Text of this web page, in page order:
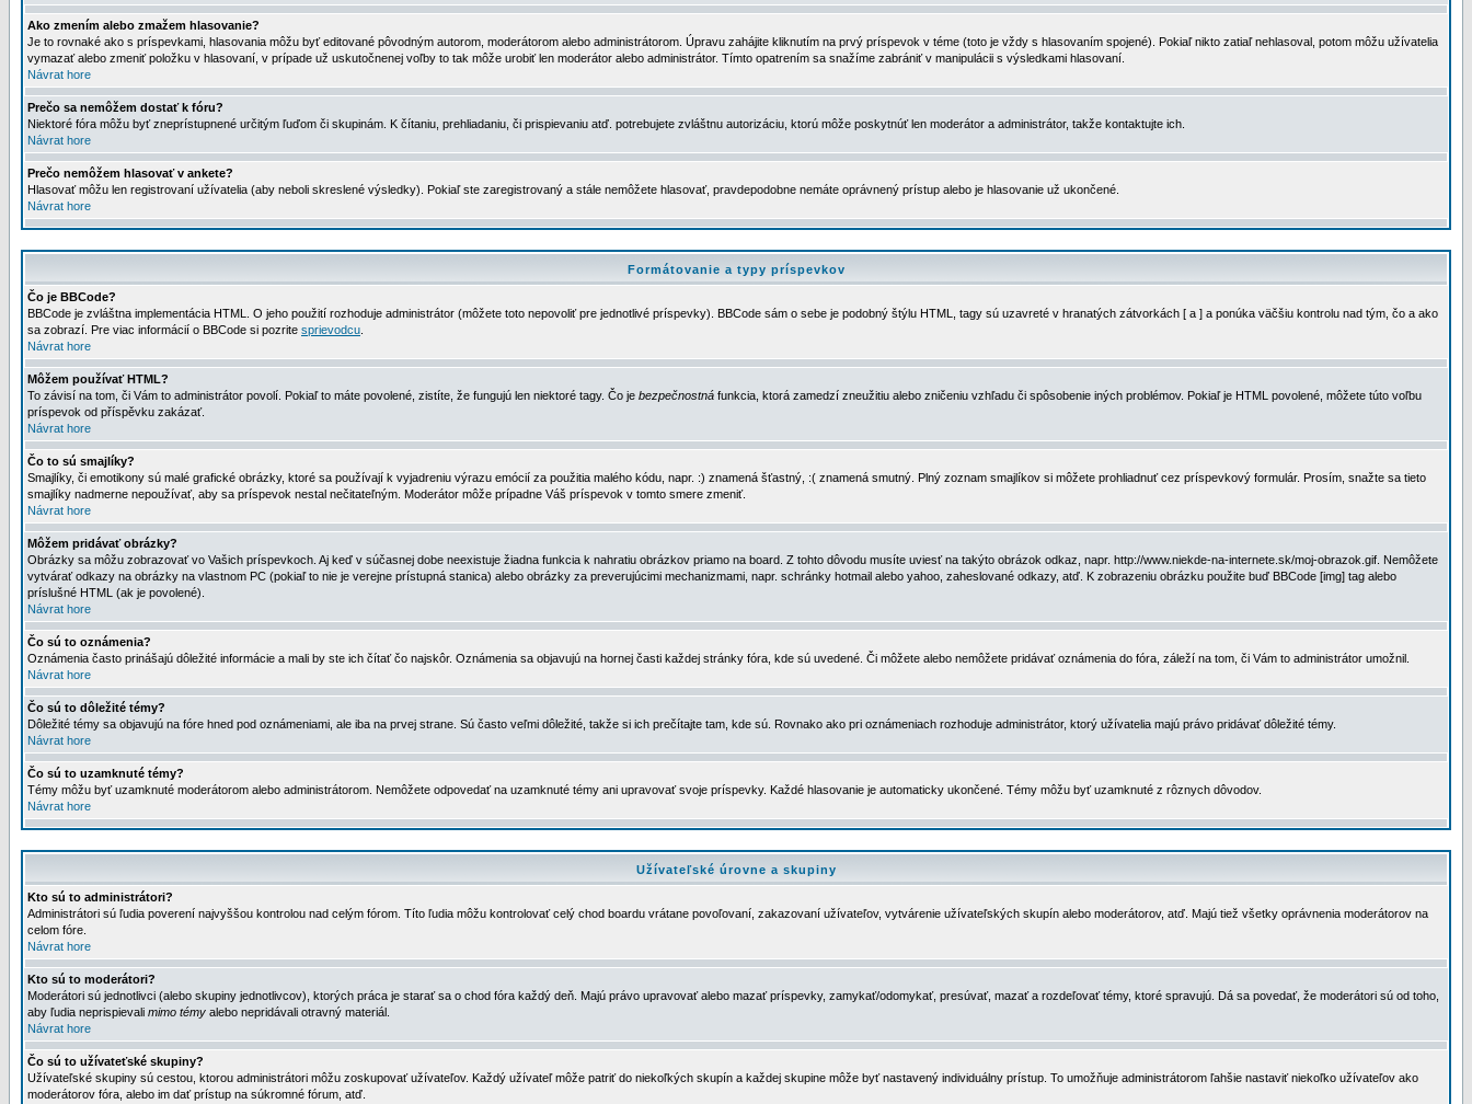
Ako zmením alebo zmažem hlasovanie?
Je to rovnaké ako s príspevkami, hlasovania môžu byť editované pôvodným autorom, moderátorom alebo administrátorom. Úpravu zahájite kliknutím na prvý príspevok v téme (toto je vždy s hlasovaním spojené). Pokiaľ nikto zatiaľ nehlasoval, potom môžu užívatelia
vymazať alebo zmeniť položku v hlasovaní, v prípade už uskutočnenej voľby to tak môže urobiť len moderátor alebo administrátor. Tímto opatrením sa snažíme zabrániť v manipulácii s výsledkami hlasovaní.
Návrat hore
Prečo sa nemôžem dostať k fóru?
Niektoré fóra môžu byť zneprístupnené určitým ľuďom či skupinám. K čítaniu, prehliadaniu, či prispievaniu atď. potrebujete zvláštnu autorizáciu, ktorú môže poskytnúť len moderátor a administrátor, takže kontaktujte ich.
Návrat hore
Prečo nemôžem hlasovať v ankete?
Hlasovať môžu len registrovaní užívatelia (aby neboli skreslené výsledky). Pokiaľ ste zaregistrovaný a stále nemôžete hlasovať, pravdepodobne nemáte oprávnený prístup alebo je hlasovanie už ukončené.
Návrat hore
Formátovanie a typy príspevkov
Čo je BBCode?
BBCode je zvláštna implementácia HTML. O jeho použití rozhoduje administrátor (môžete toto nepovoliť pre jednotlivé príspevky). BBCode sám o sebe je podobný štýlu HTML, tagy sú uzavreté v hranatých zátvorkách [ a ] a ponúka väčšiu kontrolu nad tým, čo a ako
sa zobrazí. Pre viac informácií o BBCode si pozrite sprievodcu
Návrat hore
Môžem používať HTML?
To závisí na tom, či Vám to administrátor povolí. Pokiaľ to máte povolené, zistíte, že fungujú len niektoré tagy. Čo je bezpečnostná funkcia, ktorá zamedzí zneužitiu alebo zničeniu vzhľadu či spôsobenie iných problémov. Pokiaľ je HTML povolené, môžete túto voľbu
príspevok od příspěvku zakázať.
Návrat hore
Čo to sú smajlíky?
Smajlíky, či emotikony sú malé grafické obrázky, ktoré sa používají k vyjadreniu výrazu emócií za použitia malého kódu, napr. :) znamená šťastný, :( znamená smutný. Plný zoznam smajlíkov si môžete prohliadnuť cez príspevkový formulár. Prosím, snažte sa tieto
smajlíky nadmerne nepoužívať, aby sa príspevok nestal nečitateľným. Moderátor môže prípadne Váš príspevok v tomto smere zmeniť.
Návrat hore
Môžem pridávať obrázky?
Obrázky sa môžu zobrazovať vo Vašich príspevkoch. Aj keď v súčasnej dobe neexistuje žiadna funkcia k nahratiu obrázkov priamo na board. Z tohto dôvodu musíte uviesť na takýto obrázok odkaz, napr. http://www.niekde-na-internete.sk/moj-obrazok.gif. Nemôžete
vytvárať odkazy na obrázky na vlastnom PC (pokiaľ to nie je verejne prístupná stanica) alebo obrázky za preverujúcimi mechanizmami, napr. schránky hotmail alebo yahoo, zaheslované odkazy, atď. K zobrazeniu obrázku použite buď BBCode [img] tag alebo
príslušné HTML (ak je povolené).
Návrat hore
Čo sú to oznámenia?
Oznámenia často prinášajú dôležité informácie a mali by ste ich čítať čo najskôr. Oznámenia sa objavujú na hornej časti každej stránky fóra, kde sú uvedené. Či môžete alebo nemôžete pridávať oznámenia do fóra, záleží na tom, či Vám to administrátor umožnil.
Návrat hore
Čo sú to dôležité témy?
Dôležité témy sa objavujú na fóre hned pod oznámeniami, ale iba na prvej strane. Sú často veľmi dôležité, takže si ich prečítajte tam, kde sú. Rovnako ako pri oznámeniach rozhoduje administrátor, ktorý užívatelia majú právo pridávať dôležité témy.
Návrat hore
Čo sú to uzamknuté témy?
Témy môžu byť uzamknuté moderátorom alebo administrátorom. Nemôžete odpovedať na uzamknuté témy ani upravovať svoje príspevky. Každé hlasovanie je automaticky ukončené. Témy môžu byť uzamknuté z rôznych dôvodov.
Návrat hore
Užívateľské úrovne a skupiny
Kto sú to administrátori?
Administrátori sú ľudia poverení najvyššou kontrolou nad celým fórom. Títo ľudia môžu kontrolovať celý chod boardu vrátane povoľovaní, zakazovaní užívateľov, vytvárenie užívateľských skupín alebo moderátorov, atď. Majú tiež všetky oprávnenia moderátorov na
celom fóre.
Návrat hore
Kto sú to moderátori?
Moderátori sú jednotlivci (alebo skupiny jednotlivcov), ktorých práca je starať sa o chod fóra každý deň. Majú právo upravovať alebo mazať príspevky, zamykať/odomykať, presúvať, mazať a rozdeľovať témy, ktoré spravujú. Dá sa povedať, že moderátori sú od toho,
aby ľudia neprispievali mimo témy alebo nepridávali otravný materiál.
Návrat hore
Čo sú to užívateťské skupiny?
Užívateľské skupiny sú cestou, ktorou administrátori môžu zoskupovať užívateľov. Každý užívateľ môže patriť do niekoľkých skupín a každej skupine môže byť nastavený individuálny prístup. To umožňuje administrátorom ľahšie nastaviť niekoľko užívateľov ako
moderátorov fóra, alebo im dať prístup na súkromné fórum, atď.